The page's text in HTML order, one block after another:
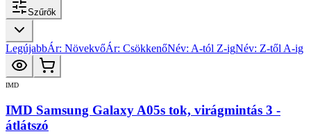
Szűrők
LegújabbÁr: NövekvőÁr: CsökkenőNév: A-tól Z-igNév: Z-től A-ig
IMD
IMD Samsung Galaxy A05s tok, virágmintás 3 -
átlátszó